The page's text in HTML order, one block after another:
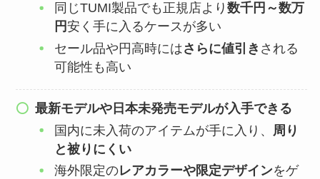
同じTUMI製品でも正規店より数千円～数万
円安く手に入るケースが多い
セール品や円高時にはさらに値引き される
可能性も高い
最新モデルや日本未発売モデルが入手できる
国内に未入荷のアイテムが手に入り、 周り
と被りにくい
海外限定のレアカラーや限定デザインをゲ